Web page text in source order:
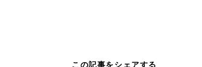
この記事をシェアする